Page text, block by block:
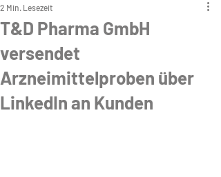
T&D Pharma GmbH
versendet
Arzneimittelproben über
LinkedIn an Kunden
2 Min. Lesezeit